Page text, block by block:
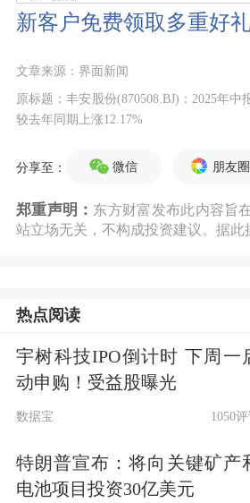
新客户免费领取多重好
文章来源：界面新闻
原标题：丰安股份(870508.BJ)：2025年中
较去年同期上涨12.17%
分享至： 微信 朋友圈
郑重声明： 东方财富发布此内容旨
站立场无关，不构成投资建议。据此
热点阅读
宇树科技IPO倒计时 下周一
动申购！受益股曝光
数据宝 1050
特朗普宣布：将向关键矿产
电池项目投资30亿美元